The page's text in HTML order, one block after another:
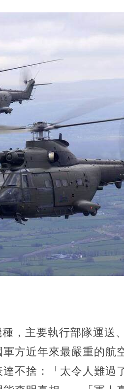
，主要執行部隊運送
方近年來最嚴重的航
不捨：「太令人難過